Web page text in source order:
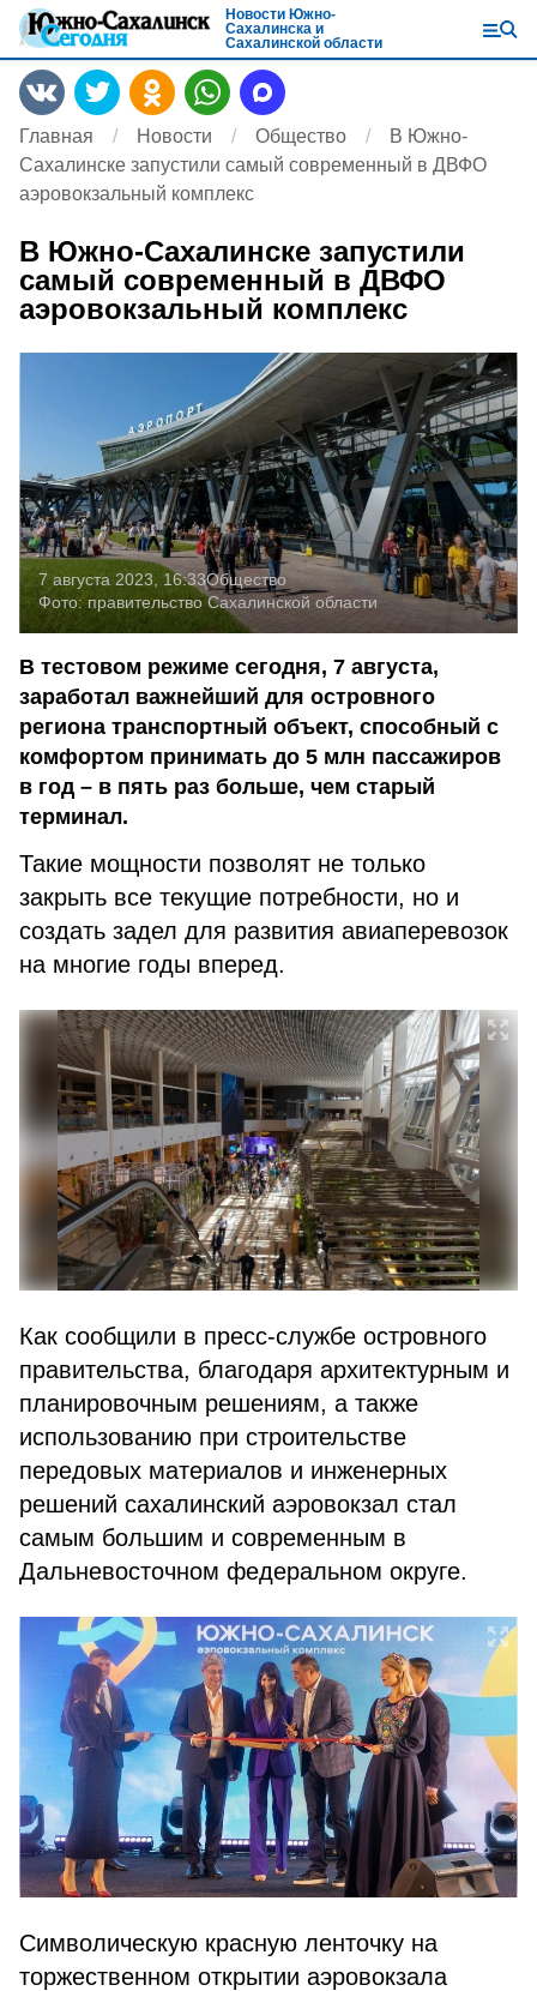
Новости Южно-
Сахалинска и
Сахалинской области
Главная Новости Общество
В Южно-
Сахалинске запустили самый современный в ДВФО
аэровокзальный комплекс
В Южно-Сахалинске запустили
самый современный в ДВФО
аэровокзальный комплекс
7 августа 2023, 16:33Общество
Фото:правительство Сахалинской области
В тестовом режиме сегодня, 7 августа,
заработал важнейший для островного
региона транспортный объект, способный с
комфортом принимать до 5 млн пассажиров
в год – в пять раз больше, чем старый
терминал.
Такие мощности позволят не только
закрыть все текущие потребности, но и
создать задел для развития авиаперевозок
на многие годы вперед.
Как сообщили в пресс-службе островного
правительства, благодаря архитектурным и
планировочным решениям, а также
использованию при строительстве
передовых материалов и инженерных
решений сахалинский аэровокзал стал
самым большим и современным в
Дальневосточном федеральном округе.
Символическую красную ленточку на
торжественном открытии аэровокзала